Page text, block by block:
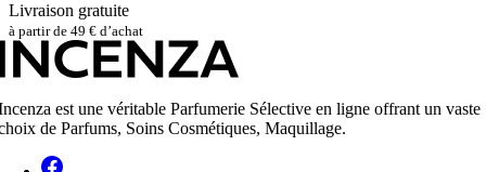
Livraison gratuite
à partir de 49 € d’achat
est une véritable Parfumerie Sélective en ligne offrant un vaste
de Parfums, Soins Cosmétiques, Maquillage.